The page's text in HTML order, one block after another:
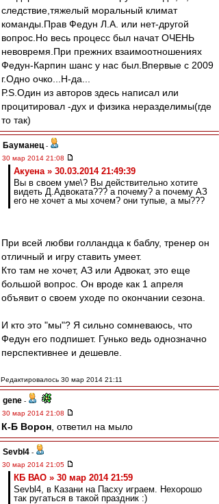
следствие,тяжелый моральный климат
команды.Прав Федун Л.А. или нет-другой
вопрос.Но весь процесс был начат ОЧЕНЬ
невовремя.При прежних взаимоотношениях
Федун-Карпин шанс у нас был.Впервые с 2009
г.Одно очко...Н-да...
Р.S.Один из авторов здесь написал или
процитировал -дух и физика неразделимы(где
то так)
Бауманец -
30 мар 2014 21:08
Акуена » 30.03.2014 21:49:39
Вы в своем уме\? Вы действительно хотите
видеть Д.Адвоката??? а почему? а почему АЗ
его не хочет а мы хочем? они тупые, а мы???
При всей любви голландца к баблу, тренер он
отличный и игру ставить умеет.
Кто там не хочет, АЗ или Адвокат, это еще
большой вопрос. Он вроде как 1 апреля
объявит о своем уходе по окончании сезона.
И кто это "мы"? Я сильно сомневаюсь, что
Федун его подпишет. Гунько ведь однозначно
перспективнее и дешевле.
Редактировалось 30 мар 2014 21:11
gene -
30 мар 2014 21:08
К-Б Ворон , ответил на мыло
Sevbl4 -
30 мар 2014 21:05
КБ ВАО » 30 мар 2014 21:59
Sevbl4, в Казани на Пасху играем. Нехорошо
так ругаться в такой праздник :)